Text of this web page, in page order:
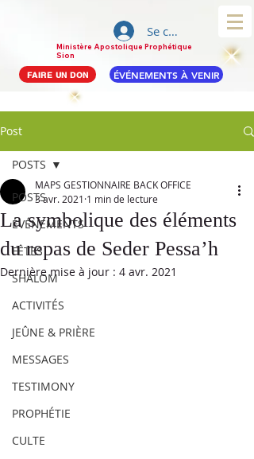
Ministère Apostolique Prophétique
Sion
Se connecter
FAIRE UN DON ÉVÉNEMENTS À VENIR
Post
POSTS
ÉVÉNEMENTS
FÊTES
SHALOM
ACTIVITÉS
JEÛNE & PRIÈRE
MESSAGES
TESTIMONY
PROPHÉTIE
CULTE
POSTS
La symbolique des éléments
du repas de Seder Pessa’h
MAPS GESTIONNAIRE BACK OFFICE
3 avr. 2021 1 min de lecture
Dernière mise à jour : 4 avr. 2021